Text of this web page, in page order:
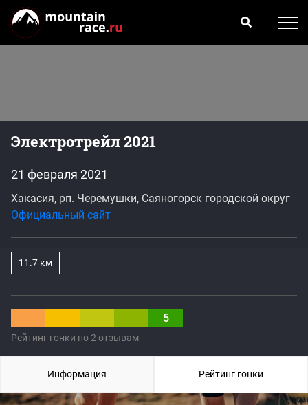
Электротрейл 2021
5
Рейтинг гонки по 2 отзывам
21 февраля 2021
Хакасия, рп. Черемушки, Саяногорск городской округ
Официальный сайт
11.7 км
Информация Рейтинг гонки